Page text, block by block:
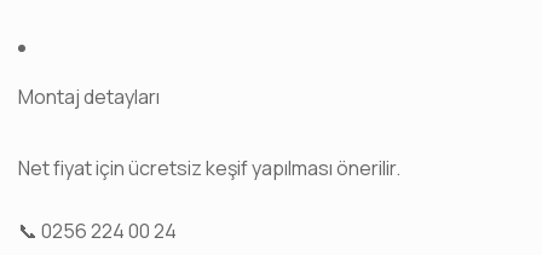
Montaj detayları
Net fiyat için ücretsiz keşif yapılması önerilir.
📞 0256 224 00 24